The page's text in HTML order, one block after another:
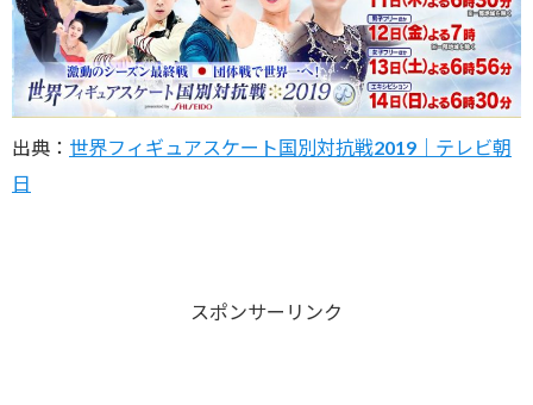
出典： 世界フィギュアスケート国別対抗戦2019｜テレビ朝
日
スポンサーリンク